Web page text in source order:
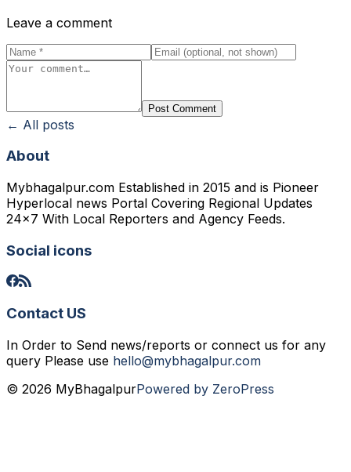
Leave a comment
Post Comment
← All posts
About
Mybhagalpur.com Established in 2015 and is Pioneer
Hyperlocal news Portal Covering Regional Updates
24x7 With Local Reporters and Agency Feeds.
Social icons
Contact US
In Order to Send news/reports or connect us for any
query Please use hello@mybhagalpur.com
© 2026 MyBhagalpurPowered by ZeroPress